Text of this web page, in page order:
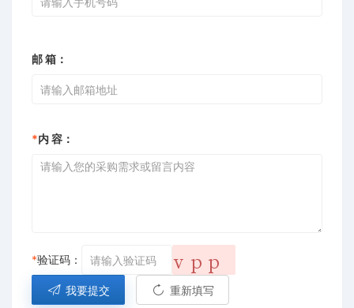
邮 箱：
*内 容：
*验证码：
我要提交 重新填写